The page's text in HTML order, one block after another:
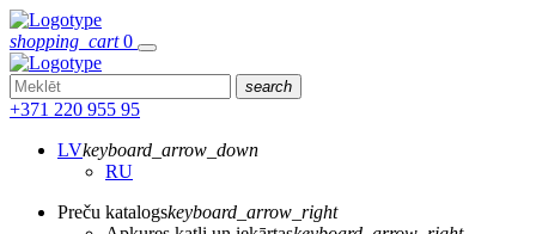
shopping_cart 0
search
+371 220 955 95
LVkeyboard_arrow_down
RU
Preču katalogskeyboard_arrow_right